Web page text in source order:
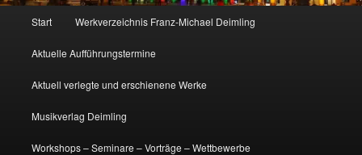
Start Werkverzeichnis Franz-Michael Deimling
Aktuelle Aufführungstermine
Aktuell verlegte und erschienene Werke
Musikverlag Deimling
Workshops – Seminare – Vorträge – Wettbewerbe